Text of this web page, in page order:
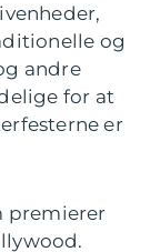
og
andre
for at
er
premierer